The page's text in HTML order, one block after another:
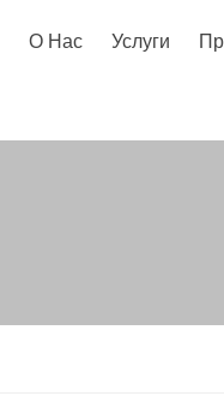
О Нас Услуги